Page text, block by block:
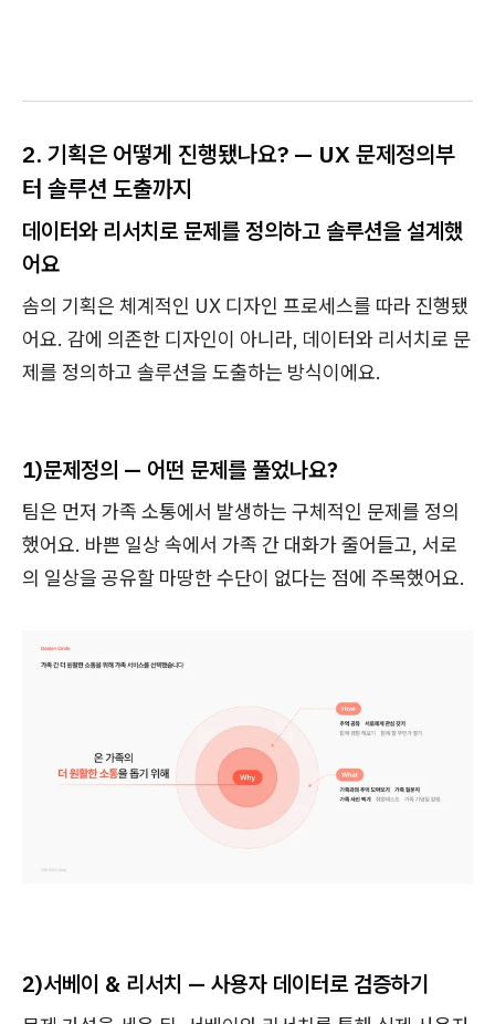
2. 기획은 어떻게 진행됐나요? — UX 문제정의부
터 솔루션 도출까지
데이터와 리서치로 문제를 정의하고 솔루션을 설계했
어요
솜의 기획은 체계적인 UX 디자인 프로세스를 따라 진행됐
어요. 감에 의존한 디자인이 아니라, 데이터와 리서치로 문
제를 정의하고 솔루션을 도출하는 방식이에요.
1)문제정의 — 어떤 문제를 풀었나요?
팀은 먼저 가족 소통에서 발생하는 구체적인 문제를 정의
했어요. 바쁜 일상 속에서 가족 간 대화가 줄어들고, 서로
의 일상을 공유할 마땅한 수단이 없다는 점에 주목했어요.
2)서베이 & 리서치 — 사용자 데이터로 검증하기